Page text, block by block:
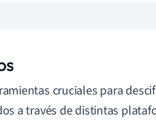
cruciales para
a través de distintas